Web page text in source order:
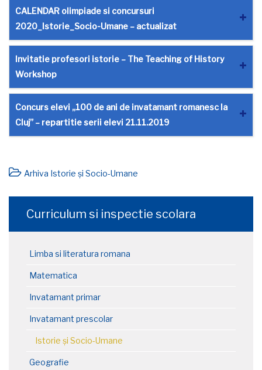
CALENDAR olimpiade si concursuri
2020_Istorie_Socio-Umane – actualizat
Invitatie profesori istorie – The Teaching of History
Workshop
Concurs elevi „100 de ani de invatamant romanesc la
Cluj” – repartitie serii elevi 21.11.2019
Arhiva Istorie și Socio-Umane
Curriculum si inspectie scolara
Limba si literatura romana
Matematica
Invatamant primar
Invatamant prescolar
Istorie și Socio-Umane
Geografie